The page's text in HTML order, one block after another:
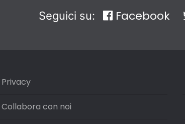
Seguici su: Facebook
Privacy
Collabora con noi